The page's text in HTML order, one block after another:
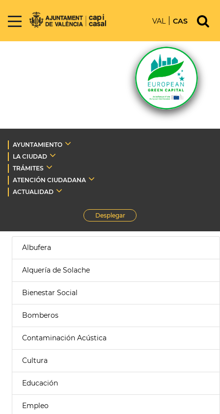
VAL CAS
AYUNTAMIENTO
LA CIUDAD
TRÁMITES
ATENCIÓN CIUDADANA
ACTUALIDAD
Desplegar
Albufera
Alquería de Solache
Bienestar Social
Bomberos
Contaminación Acústica
Cultura
Educación
Empleo